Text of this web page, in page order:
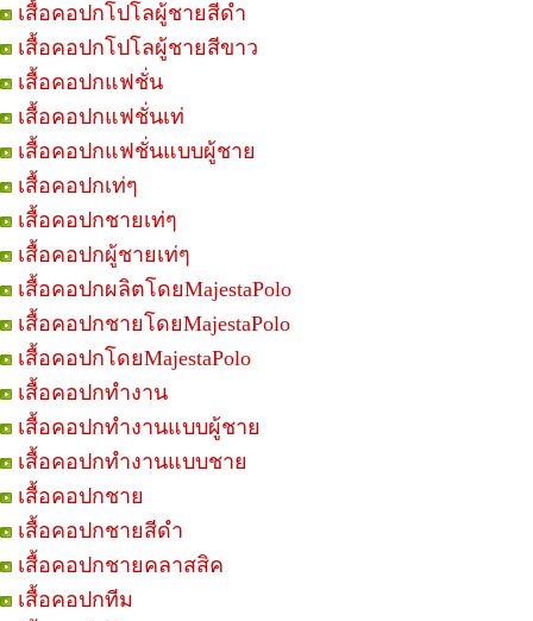
เสื้อคอปกโปโลผู้ชายสีดำ
เสื้อคอปกโปโลผู้ชายสีขาว
เสื้อคอปกแฟชั่น
เสื้อคอปกแฟชั่นเท่
เสื้อคอปกแฟชั่นแบบผู้ชาย
เสื้อคอปกเท่ๆ
เสื้อคอปกชายเท่ๆ
เสื้อคอปกผู้ชายเท่ๆ
เสื้อคอปกผลิตโดยMajestaPolo
เสื้อคอปกชายโดยMajestaPolo
เสื้อคอปกโดยMajestaPolo
เสื้อคอปกทำงาน
เสื้อคอปกทำงานแบบผู้ชาย
เสื้อคอปกทำงานแบบชาย
เสื้อคอปกชาย
เสื้อคอปกชายสีดำ
เสื้อคอปกชายคลาสสิค
เสื้อคอปกทีม